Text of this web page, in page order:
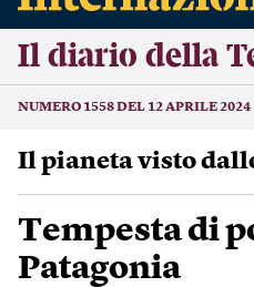
Il diario della
NUMERO 1558 DEL 12 APRILE 2024
Il pianeta visto
Tempesta di
Patagonia